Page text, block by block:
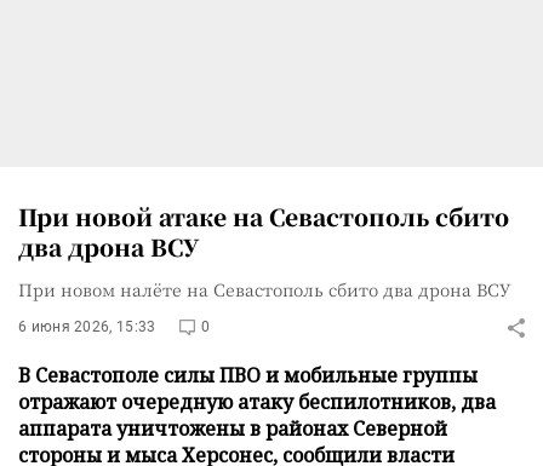
При новой атаке на Севастополь сбито
два дрона ВСУ
При новом налёте на Севастополь сбито два дрона ВСУ
6 июня 2026, 15:33 0
В Севастополе силы ПВО и мобильные группы
отражают очередную атаку беспилотников, два
аппарата уничтожены в районах Северной
стороны и мыса Херсонес, сообщили власти